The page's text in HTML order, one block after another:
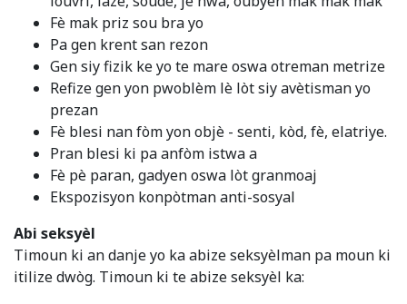
Fè mak priz sou bra yo
Pa gen krent san rezon
Gen siy fizik ke yo te mare oswa otreman metrize
Refize gen yon pwoblèm lè lòt siy avètisman yo
prezan
Fè blesi nan fòm yon objè - senti, kòd, fè, elatriye.
Pran blesi ki pa anfòm istwa a
Fè pè paran, gadyen oswa lòt granmoaj
Ekspozisyon konpòtman anti-sosyal
Abi seksyèl
Timoun ki an danje yo ka abize seksyèlman pa moun ki
itilize dwòg. Timoun ki te abize seksyèl ka: